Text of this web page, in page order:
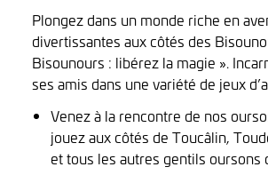
Plongez dans un monde riche en
divertissantes aux côtés des
Bisounours : libérez la magie ».
ses amis dans une variété de jeux
Venez à la rencontre de nos
jouez aux côtés de Toucâlin,
et tous les autres gentils oursons